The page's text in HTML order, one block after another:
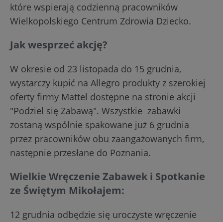
które wspierają codzienną pracowników
Wielkopolskiego Centrum Zdrowia Dziecko.
Jak wesprzeć akcję?
W okresie od 23 listopada do 15 grudnia,
wystarczy kupić na Allegro produkty z szerokiej
oferty firmy Mattel dostępne na stronie akcji
"Podziel się Zabawą". Wszystkie zabawki
zostaną wspólnie spakowane już 6 grudnia
przez pracowników obu zaangażowanych firm,
następnie przesłane do Poznania.
Wielkie Wręczenie Zabawek i Spotkanie
ze Świętym Mikołajem:
12 grudnia odbędzie się uroczyste wręczenie